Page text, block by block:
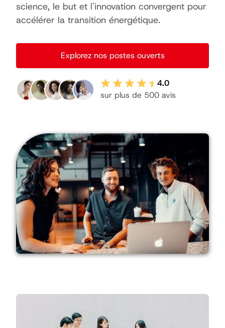
science, le but et l'innovation convergent pour
accélérer la transition énergétique.
Explorez nos postes ouverts
4.0
sur plus de 500 avis